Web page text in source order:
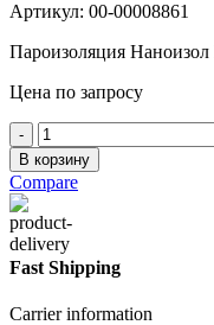
Артикул: 00-00008861
Пароизоляция
Цена по запросу
Количество
товара
Пароизоляция
Наноизол
В
70м2
В корзину
Compare
Fast Shipping
Carrier information